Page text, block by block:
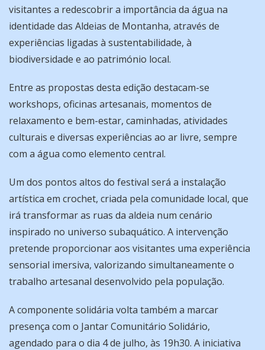
visitantes a redescobrir a importância da água na
identidade das Aldeias de Montanha, através de
experiências ligadas à sustentabilidade, à
biodiversidade e ao património local.
Entre as propostas desta edição destacam-se
workshops, oficinas artesanais, momentos de
relaxamento e bem-estar, caminhadas, atividades
culturais e diversas experiências ao ar livre, sempre
com a água como elemento central.
Um dos pontos altos do festival será a instalação
artística em crochet, criada pela comunidade local, que
irá transformar as ruas da aldeia num cenário
inspirado no universo subaquático. A intervenção
pretende proporcionar aos visitantes uma experiência
sensorial imersiva, valorizando simultaneamente o
trabalho artesanal desenvolvido pela população.
A componente solidária volta também a marcar
presença com o Jantar Comunitário Solidário,
agendado para o dia 4 de julho, às 19h30. A iniciativa